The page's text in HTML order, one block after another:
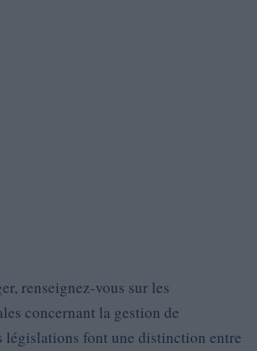
renseignez-vous sur les
concernant la gestion de
législations font une distinction entre